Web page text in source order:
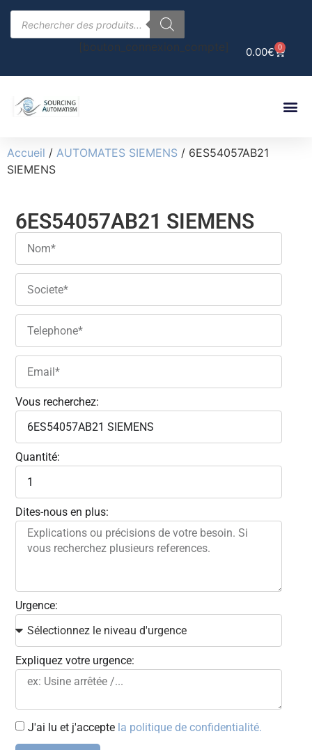
0.00€ 0
[bouton_connexion_compte]
Accueil / AUTOMATES SIEMENS / 6ES54057AB21
SIEMENS
6ES54057AB21 SIEMENS
Vous recherchez:
Quantité:
Dites-nous en plus:
Urgence:
Expliquez votre urgence:
J'ai lu et j'accepte la politique de confidentialité.